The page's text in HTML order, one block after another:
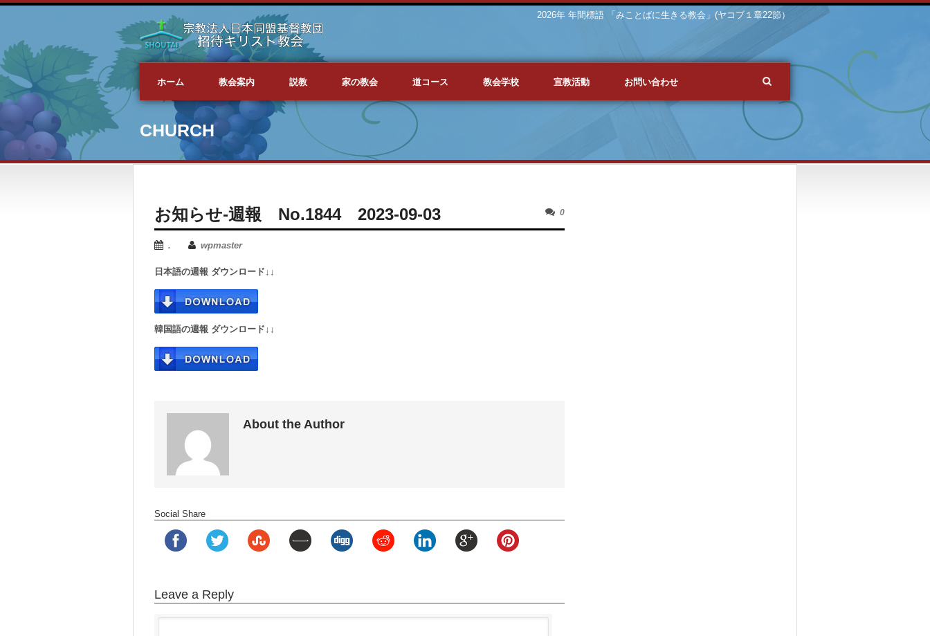
2026年 年間標語 「みことばに生きる教会」(ヤコブ１章22節）
ホーム 教会案内 説教 家の教会 道コース 教会学校 宣教活動 お問い合わせ
CHURCH
0
お知らせ-週報 No.1844 2023-09-03
. wpmaster
日本語の週報 ダウンロード↓↓
韓国語の週報 ダウンロード↓↓
About the Author
Social Share
Leave a Reply